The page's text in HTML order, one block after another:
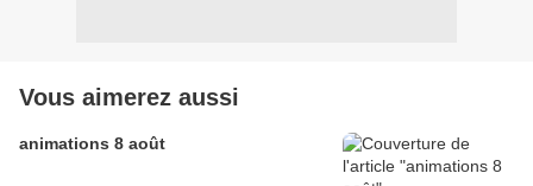
Vous aimerez aussi
animations 8 août